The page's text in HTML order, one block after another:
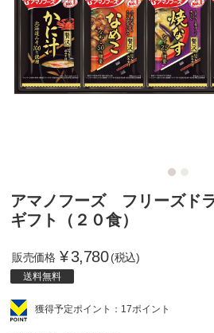
アマノフーズ フリーズド
ギフト（２０食）
販売価格 ¥3,780 (税込)
送料無料
獲得予定ポイント：17ポイント